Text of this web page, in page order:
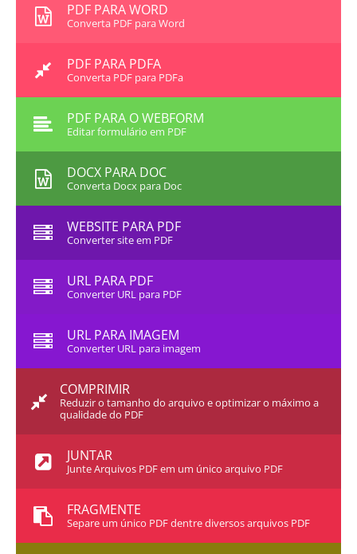
PDF PARA WORD
Converta PDF para Word
PDF PARA PDFA
Converta PDF para PDFa
PDF PARA O WEBFORM
Editar formulário em PDF
DOCX PARA DOC
Converta Docx para Doc
WEBSITE PARA PDF
Converter site em PDF
URL PARA PDF
Converter URL para PDF
URL PARA IMAGEM
Converter URL para imagem
COMPRIMIR
Reduzir o tamanho do arquivo e optimizar o máximo a
qualidade do PDF
JUNTAR
Junte Arquivos PDF em um único arquivo PDF
FRAGMENTE
Separe um único PDF dentre diversos arquivos PDF